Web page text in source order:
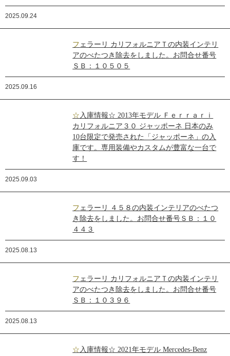
2025.09.24
フェラーリ カリフォルニアＴの内装インテリ
アのべたつき除去をしました。お問合せ番号
ＳＢ：１０５０５
2025.09.16
☆入庫情報☆ 2013年モデル Ｆｅｒｒａｒｉ
カリフォルニア３０ ジャッポーネ 日本のみ
10台限定で発売された「ジャッポーネ」の入
庫です。専用装備やカスタムが豊富な一台で
す！
2025.09.03
フェラーリ ４５８の内装インテリアのべたつ
き除去をしました。お問合せ番号ＳＢ：１０
４４３
2025.08.13
フェラーリ カリフォルニアＴの内装インテリ
アのべたつき除去をしました。お問合せ番号
ＳＢ：１０３９６
2025.08.13
☆入庫情報☆ 2021年モデル Mercedes-Benz